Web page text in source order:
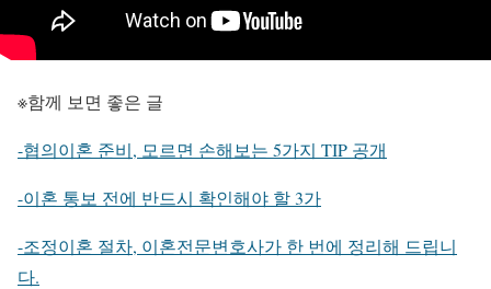
※함께 보면 좋은 글
-협의이혼 준비, 모르면 손해보는 5가지 TIP 공개
-이혼 통보 전에 반드시 확인해야 할 3가
-조정이혼 절차, 이혼전문변호사가 한 번에 정리해 드립니
다.